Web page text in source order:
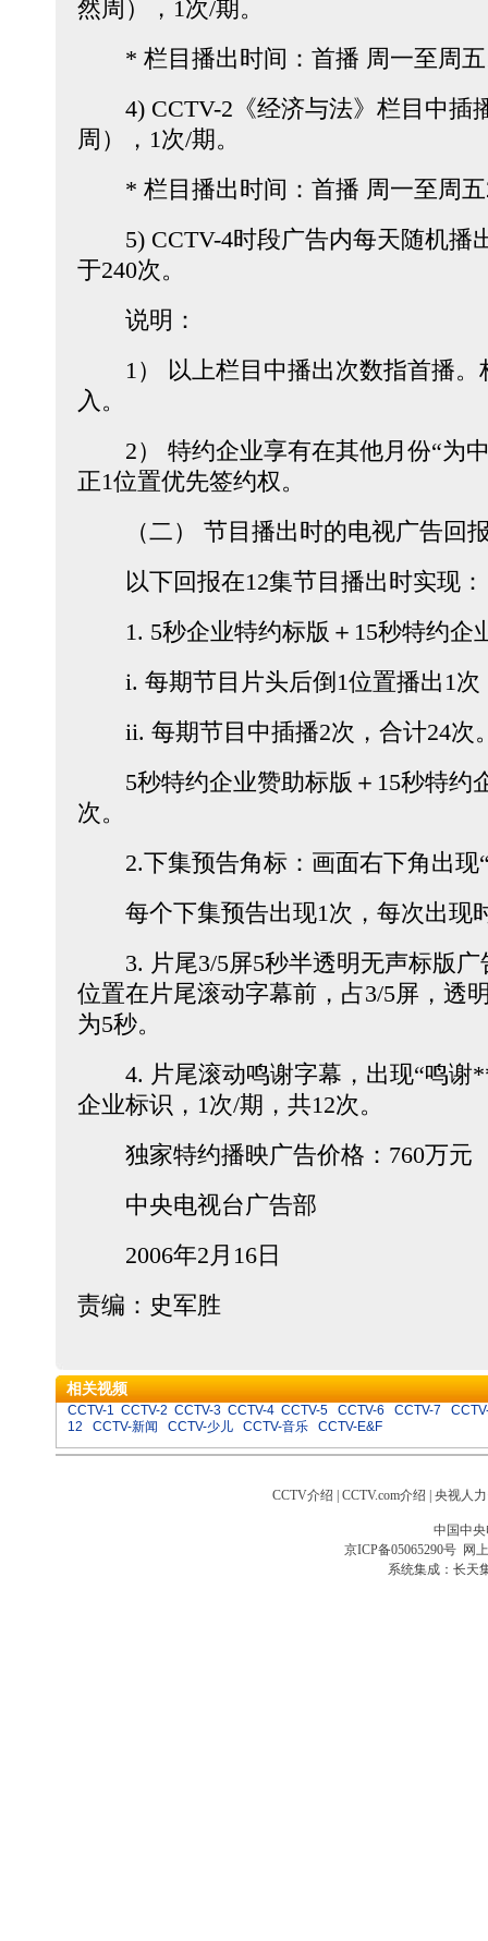
然周），1次/期。
* 栏目播出时间：首播 周一至周五
4) CCTV-2《经济与法》栏目中插
周），1次/期。
* 栏目播出时间：首播 周一至周五
5) CCTV-4时段广告内每天随机播
于240次。
说明：
1） 以上栏目中播出次数指首播。
入。
2） 特约企业享有在其他月份“为中
正1位置优先签约权。
（二） 节目播出时的电视广告回
以下回报在12集节目播出时实现：
1. 5秒企业特约标版＋15秒特约企
i. 每期节目片头后倒1位置播出1次
ii. 每期节目中插播2次，合计24次
5秒特约企业赞助标版＋15秒特约
次。
2.下集预告角标：画面右下角出现
每个下集预告出现1次，每次出现
3. 片尾3/5屏5秒半透明无声标版广
位置在片尾滚动字幕前，占3/5屏，透
为5秒。
4. 片尾滚动鸣谢字幕，出现“鸣谢
企业标识，1次/期，共12次。
独家特约播映广告价格：760万元
中央电视台广告部
2006年2月16日
责编：史军胜
相关视频
CCTV-1 CCTV-2 CCTV-3 CCTV-4 CCTV-5 CCTV-6 CCTV-7
12
CCTV-新闻 CCTV-少儿 CCTV-音乐 CCTV-E&F
CCTV介绍 CCTV.com介绍 央视人
中国中
京ICP备05065290号 网
系统集成： 长天